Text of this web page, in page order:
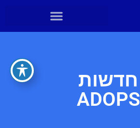
חדשות
ADOPS